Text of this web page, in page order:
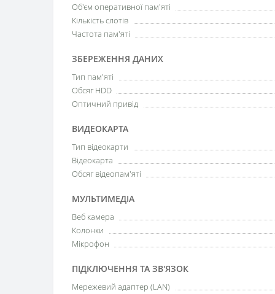
Об'єм оперативної пам'яті
Кількість слотів
Частота пам'яті
ЗБЕРЕЖЕННЯ ДАНИХ
Тип пам'яті
Обсяг HDD
Оптичний привід
ВИДЕОКАРТА
Тип відеокарти
Відеокарта
Обсяг відеопам'яті
МУЛЬТИМЕДІА
Веб камера
Колонки
Мікрофон
ПІДКЛЮЧЕННЯ ТА ЗВ'ЯЗОК
Мережевий адаптер (LAN)